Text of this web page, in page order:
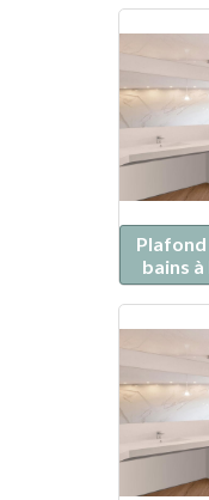
Plafond
bains